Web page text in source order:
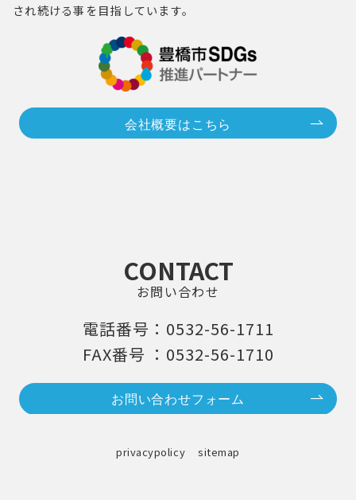
され続ける事を目指しています。
会社概要はこちら
CONTACT
お問い合わせ
電話番号：0532-56-1711
FAX番号 ：0532-56-1710
お問い合わせフォーム
privacypolicy sitemap